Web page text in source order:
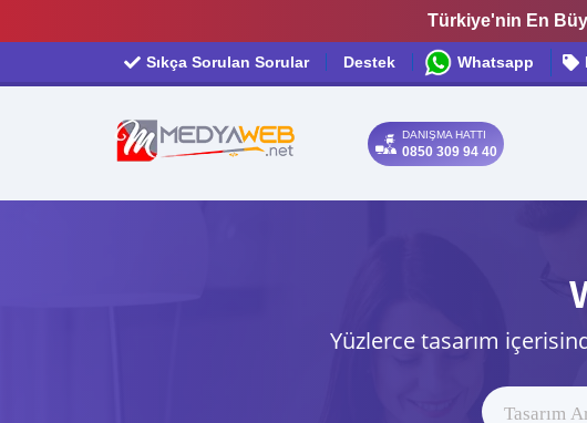
Türkiye'nin En
Sıkça Sorulan Sorular Destek Whatsapp
DANIŞMA HATTI
0850 309 94 40
Yüzlerce tasarım